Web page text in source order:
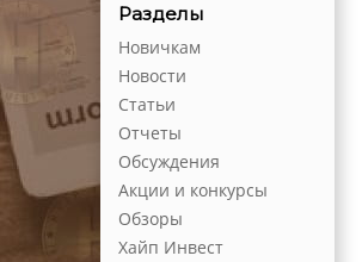
Разделы
Новичкам
Новости
Статьи
Отчеты
Обсуждения
Акции и конкурсы
Обзоры
Хайп Инвест